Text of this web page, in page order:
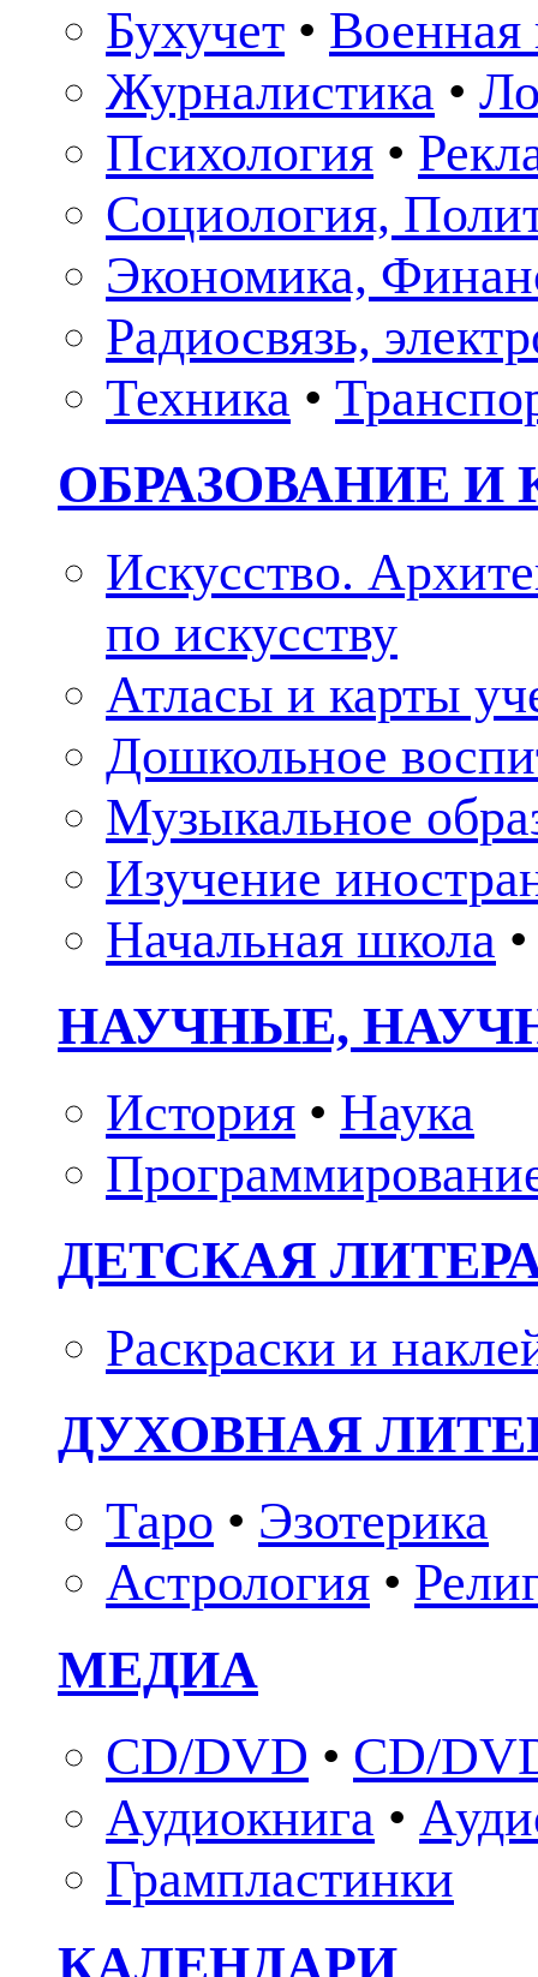
Бухучет • Военная
Журналистика •
Психология •
Социология,
Экономика,
Радиосвязь,
Техника •
ОБРАЗОВАНИЕ И
Искусство.
по искусству
Атласы и карты
Дошкольное
Музыкальное
Изучение
Начальная школа •
НАУЧНЫЕ,
История • Наука
ДЕТСКАЯ
Раскраски и
ДУХОВНАЯ
Таро • Эзотерика
Астрология •
МЕДИА
CD/DVD • CD/
Аудиокнига •
Грампластинки